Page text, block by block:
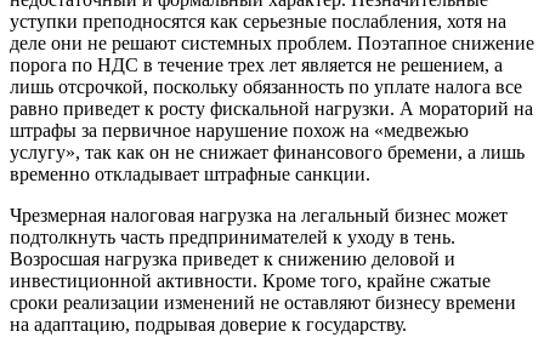
уступки преподносятся как серьезные послабления, хотя на
деле они не решают системных проблем. Поэтапное снижение
порога по НДС в течение трех лет является не решением, а
лишь отсрочкой, поскольку обязанность по уплате налога все
равно приведет к росту фискальной нагрузки. А мораторий на
штрафы за первичное нарушение похож на «медвежью
услугу», так как он не снижает финансового бремени, а лишь
временно откладывает штрафные санкции.
Чрезмерная налоговая нагрузка на легальный бизнес может
подтолкнуть часть предпринимателей к уходу в тень.
Возросшая нагрузка приведет к снижению деловой и
инвестиционной активности. Кроме того, крайне сжатые
сроки реализации изменений не оставляют бизнесу времени
на адаптацию, подрывая доверие к государству.